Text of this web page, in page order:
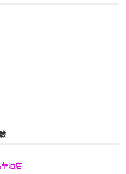
酒店